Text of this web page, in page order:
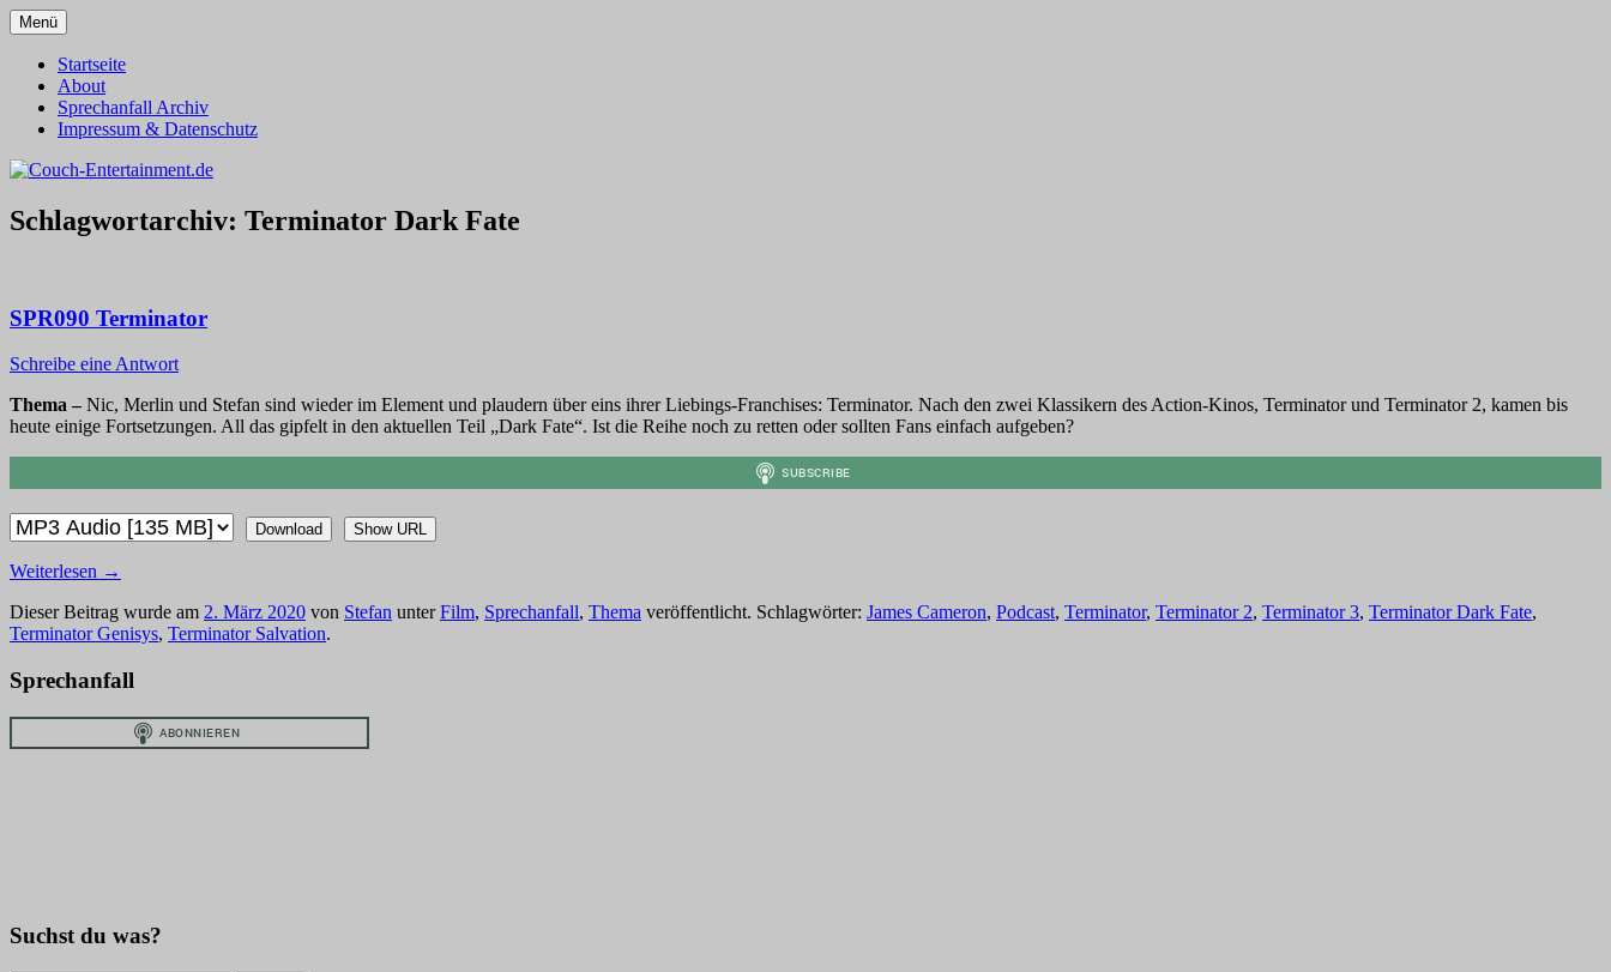
Zum
Inhalt
springen
Couch-Entertainment.de
Menü
Startseite
About
Sprechanfall Archiv
Impressum & Datenschutz
Schlagwortarchiv: Terminator Dark Fate
SPR090 Terminator
Schreibe eine Antwort
Thema – Nic, Merlin und Stefan sind wieder im Element und plaudern über eins ihrer Liebings-Franchises: Terminator. Nach den zwei Klassikern des Action-Kinos, Terminator und Terminator 2, kamen bis
heute einige Fortsetzungen. All das gipfelt in den aktuellen Teil „Dark Fate“. Ist die Reihe noch zu retten oder sollten Fans einfach aufgeben?
Download Show URL
Weiterlesen →
Dieser Beitrag wurde am 2. März 2020 von Stefan unterFilm, Sprechanfall, Thema veröffentlicht. Schlagwörter: James Cameron, Podcast, Terminator, Terminator 2, Terminator 3, Terminator Dark Fate,
Terminator Genisys, Terminator Salvation.
Sprechanfall
Suchst du was?